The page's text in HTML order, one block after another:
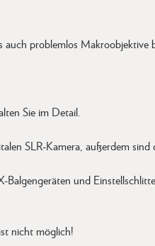
problemlos
Sie im Detail.
SLR-Kamera, außerdem
und
nicht möglich!